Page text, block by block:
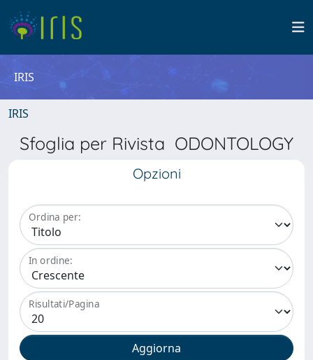
IRIS
IRIS
Sfoglia per Rivista ODONTOLOGY
Opzioni
Ordina per:
In ordine:
Risultati/Pagina